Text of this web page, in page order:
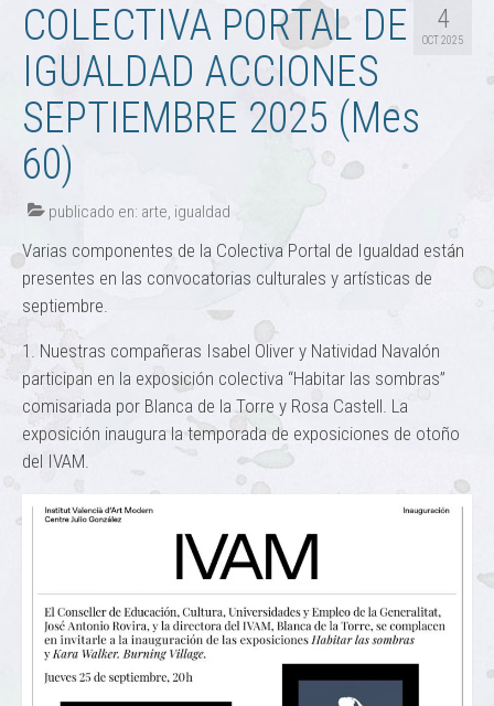
4
OCT 2025
COLECTIVA PORTAL DE
IGUALDAD ACCIONES
SEPTIEMBRE 2025 (Mes
60)
publicado en: arte, igualdad
Varias componentes de la Colectiva Portal de Igualdad están
presentes en las convocatorias culturales y artísticas de
septiembre.
1. Nuestras compañeras Isabel Oliver y Natividad Navalón
participan en la exposición colectiva “Habitar las sombras”
comisariada por Blanca de la Torre y Rosa Castell. La
exposición inaugura la temporada de exposiciones de otoño
del IVAM.